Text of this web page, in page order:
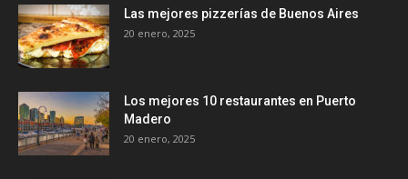
Las mejores pizzerías de Buenos Aires
20 enero, 2025
Los mejores 10 restaurantes en Puerto
Madero
20 enero, 2025